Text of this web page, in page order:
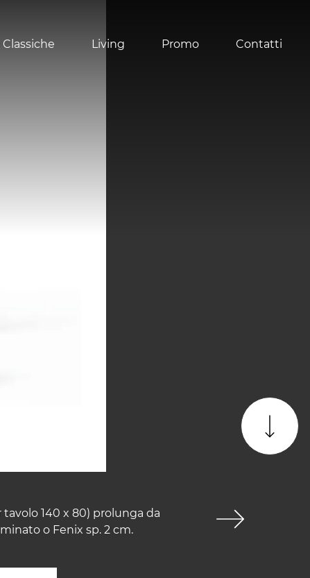
Living Promo Contatti
140 x 80) prolunga da
o Fenix sp. 2 cm.